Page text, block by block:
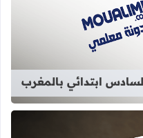
المزيد عن سور القرآن
ابتدائي بالمغرب